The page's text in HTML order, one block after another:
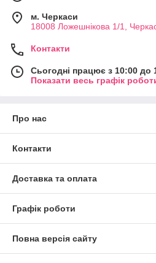
м. Черкаси
18008 Ложешнікова 1/1,
Контакти
Сьогодні працює з 10:00 до
Показати весь графік
Про нас
Контакти
Доставка та оплата
Графік роботи
Повна версія сайту